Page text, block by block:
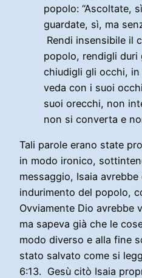
popolo: “Ascoltate,
guardate, sì, ma
Rendi insensibile il
popolo, rendigli duri
chiudigli gli occhi,
veda con i suoi
suoi orecchi, non
non si converta e
Tali parole erano state
in modo ironico,
messaggio, Isaia
indurimento del popolo,
Ovviamente Dio avrebbe
ma sapeva già che le
modo diverso e alla fine
stato salvato come si
6:13. Gesù citò Isaia